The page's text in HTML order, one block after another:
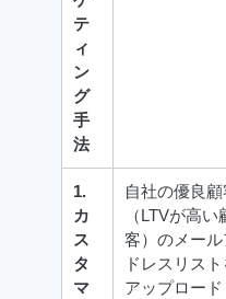
テ
ィ
ン
グ
手
法
1.
カ
ス
タ
マ
自社の優良顧
（LTVが高い
客）のメール
ドレスリスト
アップロード